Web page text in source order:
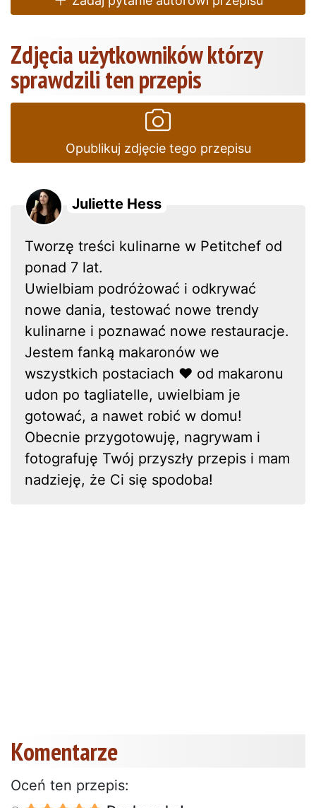
Zdjęcia użytkowników którzy
sprawdzili ten przepis
Opublikuj zdjęcie tego przepisu
Juliette Hess
Tworzę treści kulinarne w Petitchef od
ponad 7 lat.
Uwielbiam podróżować i odkrywać
nowe dania, testować nowe trendy
kulinarne i poznawać nowe restauracje.
Jestem fanką makaronów we
wszystkich postaciach ❤ od makaronu
udon po tagliatelle, uwielbiam je
gotować, a nawet robić w domu!
Obecnie przygotowuję, nagrywam i
fotografuję Twój przyszły przepis i mam
nadzieję, że Ci się spodoba!
Komentarze
Oceń ten przepis: